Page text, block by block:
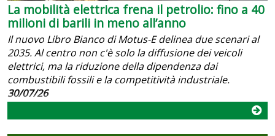
La mobilità elettrica frena il petrolio: fino a 40
milioni di barili in meno all’anno
Il nuovo Libro Bianco di Motus-E delinea due scenari al
2035. Al centro non c'è solo la diffusione dei veicoli
elettrici, ma la riduzione della dipendenza dai
combustibili fossili e la competitività industriale.
30/07/26